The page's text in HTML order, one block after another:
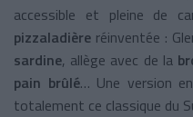
accessible et pleine de
pizzaladière réinventée :
sardine, allège avec de la
pain brûlé… Une version
totalement ce classique du